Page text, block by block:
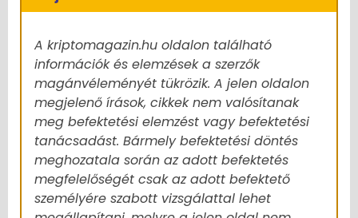
A kriptomagazin.hu oldalon található
információk és elemzések a szerzők
magánvéleményét tükrözik. A jelen oldalon
megjelenő írások, cikkek nem valósítanak
meg befektetési elemzést vagy befektetési
tanácsadást. Bármely befektetési döntés
meghozatala során az adott befektetés
megfelelőségét csak az adott befektető
személyére szabott vizsgálattal lehet